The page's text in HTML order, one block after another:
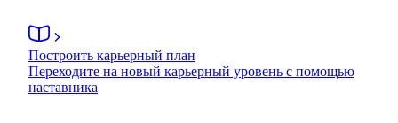
Построить карьерный план
Переходите на новый карьерный уровень с помощью
наставника